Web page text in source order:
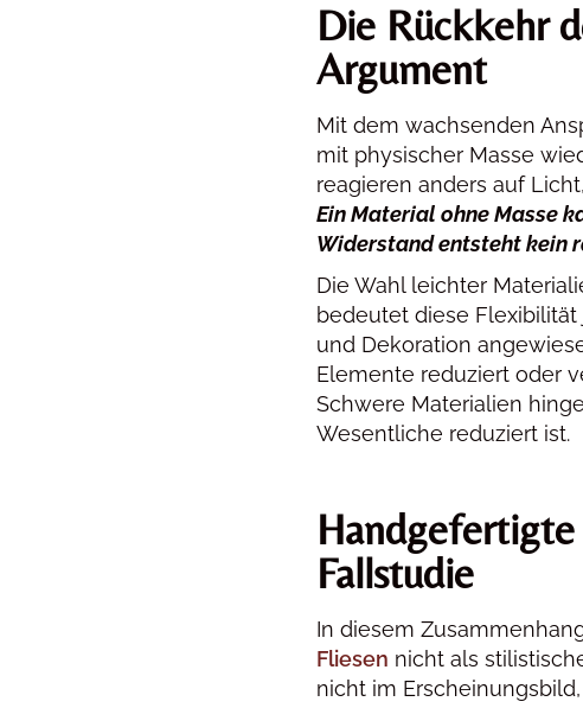
Die Rückkehr
Argument
Mit dem wachsenden
mit physischer Masse
reagieren anders auf
Ein Material ohne Masse
Widerstand entsteht kein
Die Wahl leichter
bedeutet diese
und Dekoration
Elemente reduziert oder
Schwere Materialien
Wesentliche reduziert ist.
Handgefertigte
Fallstudie
In diesem
Fliesen nicht als
nicht im